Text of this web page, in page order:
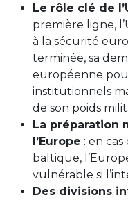
Le rôle clé de
première ligne,
à la sécurité
terminée, sa
européenne
institutionnels
de son poids
La préparation
l’Europe : en
baltique,
vulnérable si
Des divisions